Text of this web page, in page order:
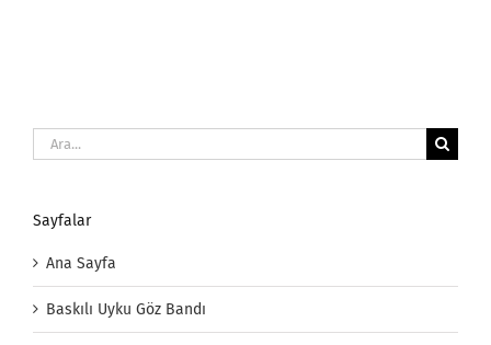
Ara:
Sayfalar
Ana Sayfa
Baskılı Uyku Göz Bandı